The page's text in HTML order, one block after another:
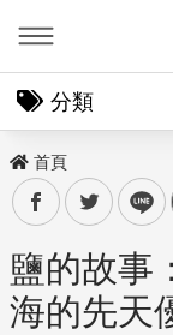
分類
首頁
facebooktwitter line
鹽的故事
海的先天